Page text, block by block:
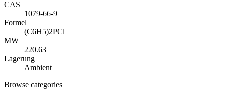
CAS
1079-66-9
Formel
(C6H5)2PCl
MW
220.63
Lagerung
Ambient
Browse categories